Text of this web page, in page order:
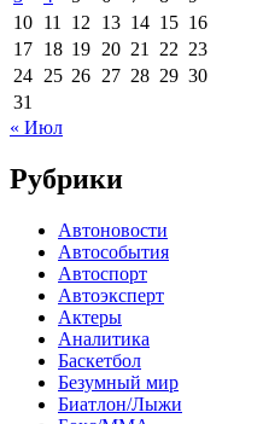
10 11 12 13 14 15 16
17 18 19 20 21 22 23
24 25 26 27 28 29 30
31
« Июл
Рубрики
Автоновости
Автособытия
Автоспорт
Автоэксперт
Актеры
Аналитика
Баскетбол
Безумный мир
Биатлон/Лыжи